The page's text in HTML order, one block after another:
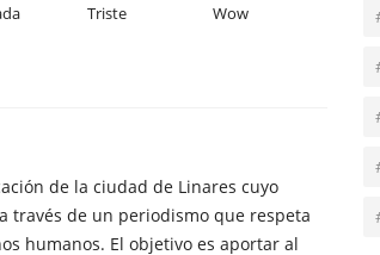
Triste Wow
de la ciudad de Linares cuyo
través de un periodismo que respeta
humanos. El objetivo es aportar al